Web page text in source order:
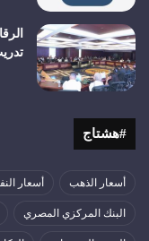
#هشتاج
أسعار الذهب أسعار
البنك المركزي المصري